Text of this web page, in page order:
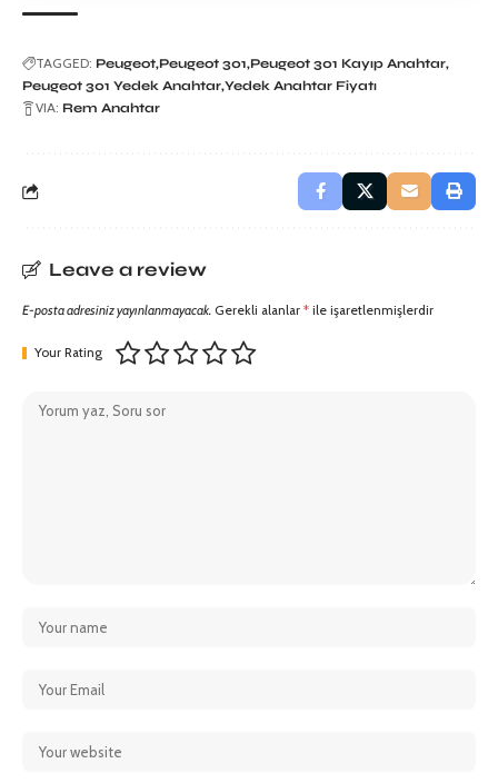
TAGGED: Peugeot Peugeot 301 Peugeot 301 Kayıp Anahtar
Peugeot 301 Yedek Anahtar Yedek Anahtar Fiyatı
VIA: Rem Anahtar
Leave a review
E-posta adresiniz yayınlanmayacak. Gerekli alanlar * ile işaretlenmişlerdir
Your Rating